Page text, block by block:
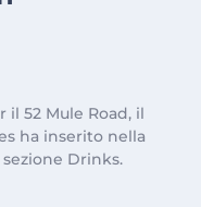
52 Mule Road, il
ha inserito nella
Drinks.